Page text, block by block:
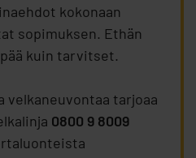
kokonaan
sopimuksen. Ethän
kuin tarvitset.
velkaneuvontaa tarjoaa
0800 9 8009